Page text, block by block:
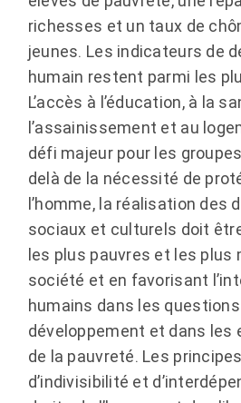
richesses et un taux de
jeunes. Les indicateurs de
humain restent parmi les
L’accès à l’éducation, à la
l’assainissement et au
défi majeur pour les
delà de la nécessité de
l’homme, la réalisation des
sociaux et culturels doit
les plus pauvres et les plus
société et en favorisant
humains dans les
développement et dans
de la pauvreté. Les
d’indivisibilité et